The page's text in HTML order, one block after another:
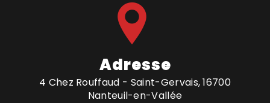
Adresse
4 Chez Rouffaud - Saint-Gervais, 16700
Nanteuil-en-Vallée